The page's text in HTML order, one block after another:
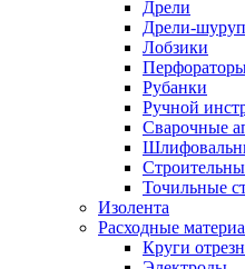
Дрели
Дрели-
Лобзики
Рубанки
Ручной
Сварочные
Точильные
Изолента
Расходные
Круги